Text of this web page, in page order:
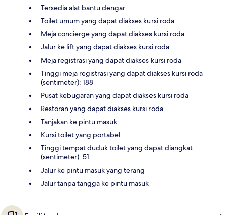
Tersedia alat bantu dengar
Toilet umum yang dapat diakses kursi roda
Meja concierge yang dapat diakses kursi roda
Jalur ke lift yang dapat diakses kursi roda
Meja registrasi yang dapat diakses kursi roda
Tinggi meja registrasi yang dapat diakses kursi roda
(sentimeter): 188
Pusat kebugaran yang dapat diakses kursi roda
Restoran yang dapat diakses kursi roda
Tanjakan ke pintu masuk
Kursi toilet yang portabel
Tinggi tempat duduk toilet yang dapat diangkat
(sentimeter): 51
Jalur ke pintu masuk yang terang
Jalur tanpa tangga ke pintu masuk